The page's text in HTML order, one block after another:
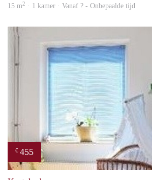
15 m2 · 1 kamer · Vanaf ? - Onbepaalde tijd
€ 455